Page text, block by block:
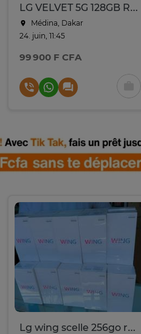
LG VELVET 5G 128GB RAM8 2SIM
Médina, Dakar
24. juin, 11:45
99 900 F CFA
Lg wing scelle 256go ram 12go 5g